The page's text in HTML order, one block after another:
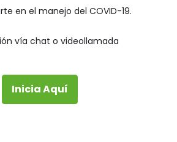
en el manejo del COVID-19.
vía chat o videollamada
Inicia Aquí